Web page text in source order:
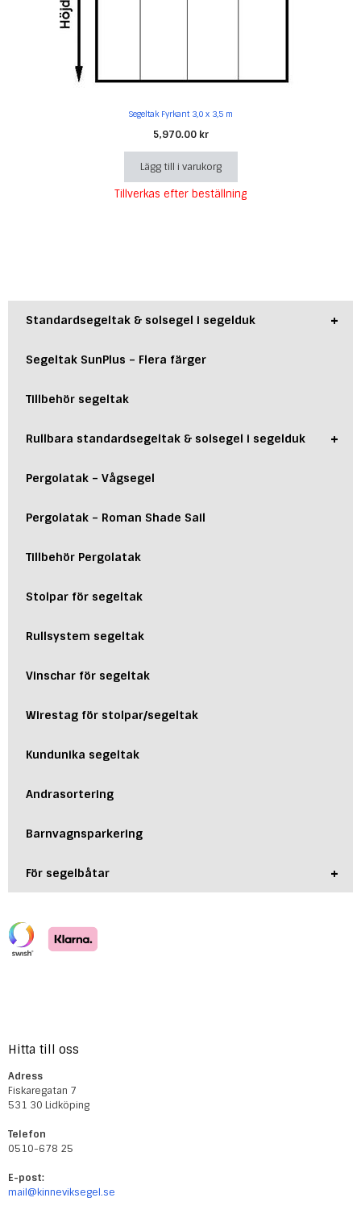
Segeltak Fyrkant 3,0 x 3,5 m
5,970.00 kr
Lägg till i varukorg
Tillverkas efter beställning
+
Standardsegeltak & solsegel i segelduk
Segeltak SunPlus – Flera färger
Tillbehör segeltak
+
Rullbara standardsegeltak & solsegel i segelduk
Pergolatak – Vågsegel
Pergolatak – Roman Shade Sail
Tillbehör Pergolatak
Stolpar för segeltak
Rullsystem segeltak
Vinschar för segeltak
Wirestag för stolpar/segeltak
Kundunika segeltak
Andrasortering
Barnvagnsparkering
+
För segelbåtar
Hitta till oss
Adress
Fiskaregatan 7
531 30 Lidköping
Telefon
0510-678 25
E-post:
mail@kinneviksegel.se